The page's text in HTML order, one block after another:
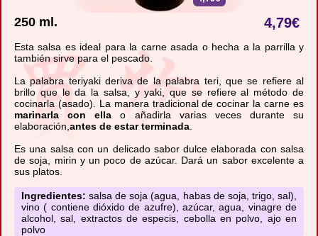
250 ml. 4,79€
Esta salsa es ideal para la carne asada o hecha a la parrilla y
también sirve para el pescado.
La palabra teriyaki deriva de la palabra teri, que se refiere al
brillo que le da la salsa, y yaki, que se refiere al método de
cocinarla (asado). La manera tradicional de cocinar la carne es
marinarla con ella o añadirla varias veces durante su
elaboración, antes de estar terminada
Es una salsa con un delicado sabor dulce elaborada con salsa
de soja, mirin y un poco de azúcar. Dará un sabor excelente a
sus platos.
Ingredientes: salsa de soja (agua, habas de soja, trigo, sal),
vino ( contiene dióxido de azufre), azúcar, agua, vinagre de
alcohol, sal, extractos de especis, cebolla en polvo, ajo en
polvo